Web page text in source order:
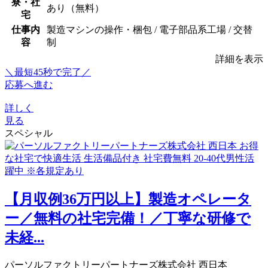
寮・社
宅
あり（無料）
仕事内
容
製造マシンの操作・梱包 / 電子部品系工場 / 交替
制
詳細を表示
＼最短45秒で完了／
応募へ進む
詳しく
見る
スペシャル
【月収例36万円以上】製造オペレータ
ー／無料の社宅完備！／丁寧な研修で
未経...
パーソルファクトリーパートナーズ株式会社 西日本